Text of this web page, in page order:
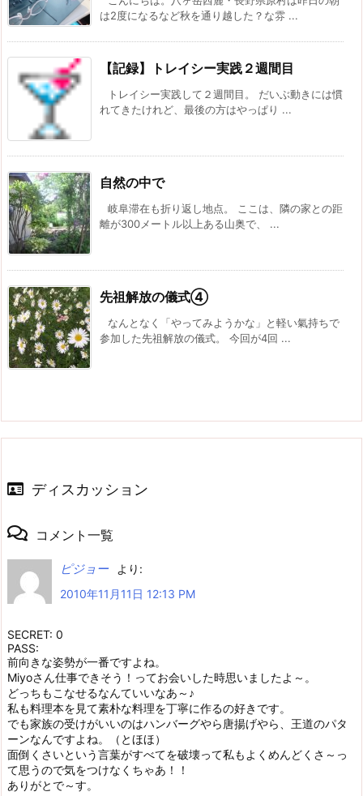
は2度になるなど秋を通り越した？な雰 ...
【記録】トレイシー実践２週間目
トレイシー実践して２週間目。 だいぶ動きには慣
れてきたけれど、最後の方はやっぱり ...
自然の中で
岐阜滞在も折り返し地点。 ここは、隣の家との距
離が300メートル以上ある山奥で、 ...
先祖解放の儀式④
なんとなく「やってみようかな」と軽い氣持ちで
参加した先祖解放の儀式。 今回が4回 ...
ディスカッション
コメント一覧
ピジョー
より:
2010年11月11日 12:13 PM
SECRET: 0
PASS:
前向きな姿勢が一番ですよね。
Miyoさん仕事できそう！ってお会いした時思いましたよ～。
どっちもこなせるなんていいなあ～♪
私も料理本を見て素朴な料理を丁寧に作るの好きです。
でも家族の受けがいいのはハンバーグやら唐揚げやら、王道のパタ
ーンなんですよね。（とほほ）
面倒くさいという言葉がすべてを破壊って私もよくめんどくさ～っ
て思うので気をつけなくちゃあ！！
ありがとで～す。